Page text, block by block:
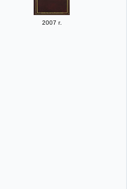
2007 г.